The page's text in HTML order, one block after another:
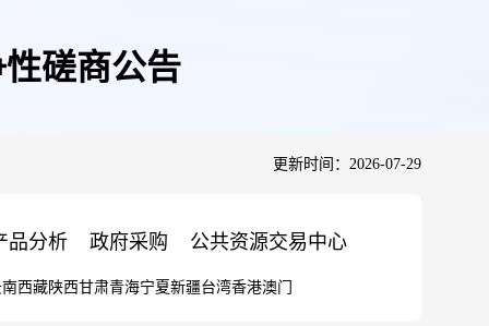
磋商公告
更新时间：2026-07-29
品分析 政府采购 公共资源交易中心
西藏陕西甘肃青海宁夏新疆台湾香港澳门